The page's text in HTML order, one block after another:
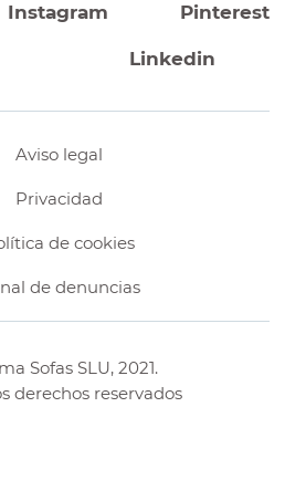
Instagram Pinterest
Linkedin
Sofas SLU, 2021.
derechos reservados
Aviso legal
Privacidad
de cookies
de denuncias